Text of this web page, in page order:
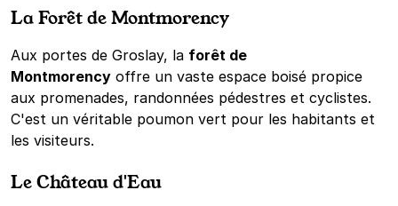
La Forêt de Montmorency
Aux portes de Groslay, la forêt de
Montmorency offre un vaste espace boisé propice
aux promenades, randonnées pédestres et cyclistes.
C'est un véritable poumon vert pour les habitants et
les visiteurs.
Le Château d'Eau